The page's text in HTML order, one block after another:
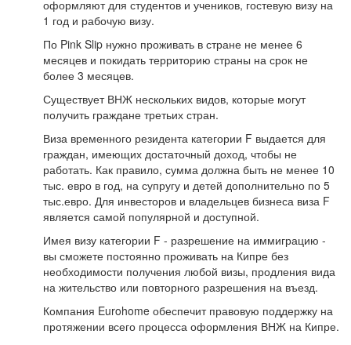
оформляют для студентов и учеников, гостевую визу на
1 год и рабочую визу.
По Pink Slip нужно проживать в стране не менее 6
месяцев и покидать территорию страны на срок не
более 3 месяцев.
Существует ВНЖ нескольких видов, которые могут
получить граждане третьих стран.
Виза временного резидента категории F выдается для
граждан, имеющих достаточный доход, чтобы не
работать. Как правило, сумма должна быть не менее 10
тыс. евро в год, на супругу и детей дополнительно по 5
тыс.евро. Для инвесторов и владельцев бизнеса виза F
является самой популярной и доступной.
Имея визу категории F - разрешение на иммиграцию -
вы сможете постоянно проживать на Кипре без
необходимости получения любой визы, продления вида
на жительство или повторного разрешения на въезд.
Компания Eurohome обеспечит правовую поддержку на
протяжении всего процесса оформления ВНЖ на Кипре.